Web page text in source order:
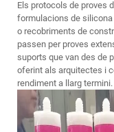
Els protocols de proves
formulacions de
o recobriments de
passen per proves
suports que van des de
oferint als arquitectes i
rendiment a llarg termini.